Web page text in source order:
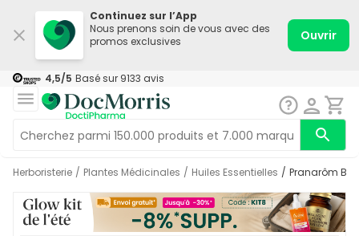
Continuez sur l’App
Nous prenons soin de vous avec des
promos exclusives
Ouvrir
4,5/5 Basé sur 9133 avis
Herboristerie / Plantes Médicinales / Huiles Essentielles / Pranarôm